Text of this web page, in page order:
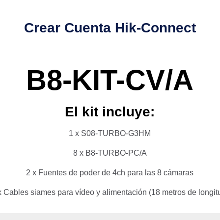
Crear Cuenta Hik-Connect
B8-KIT-CV/A
El kit incluye:
1 x S08-TURBO-G3HM
8 x B8-TURBO-PC/A
2 x Fuentes de poder de 4ch para las 8 cámaras
Cables siames para vídeo y alimentación (18 metros de